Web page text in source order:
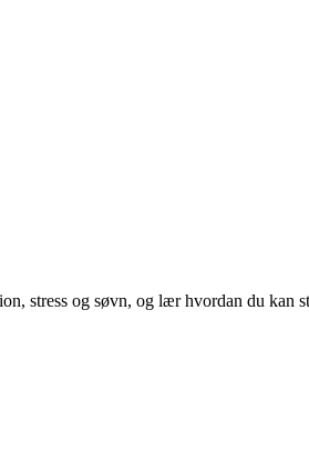
stress og søvn, og lær hvordan du kan